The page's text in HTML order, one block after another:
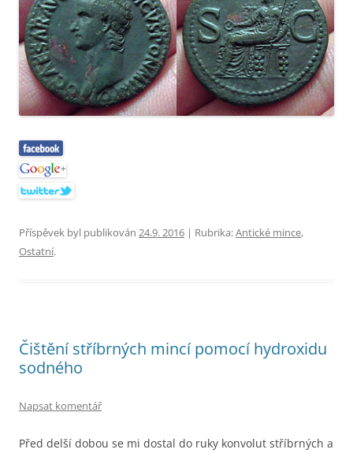
Příspěvek byl publikován 24.9. 2016 | Rubrika:Antické mince,
Ostatní.
Čištění stříbrných mincí pomocí hydroxidu
sodného
Napsat komentář
Před delší dobou se mi dostal do ruky konvolut stříbrných a